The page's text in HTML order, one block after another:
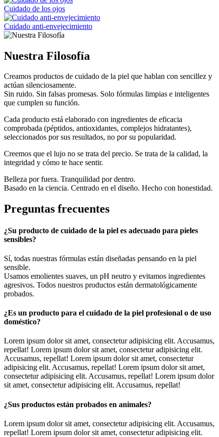
Cuidado de los ojos
Cuidado anti-envejecimiento
Nuestra Filosofía
Creamos productos de cuidado de la piel que hablan con sencillez y
actúan silenciosamente.
Sin ruido. Sin falsas promesas. Solo fórmulas limpias e inteligentes
que cumplen su función.
Cada producto está elaborado con ingredientes de eficacia
comprobada (péptidos, antioxidantes, complejos hidratantes),
seleccionados por sus resultados, no por su popularidad.
Creemos que el lujo no se trata del precio. Se trata de la calidad, la
integridad y cómo te hace sentir.
Belleza por fuera. Tranquilidad por dentro.
Basado en la ciencia. Centrado en el diseño. Hecho con honestidad.
Preguntas frecuentes
¿Su producto de cuidado de la piel es adecuado para pieles
sensibles?
Sí, todas nuestras fórmulas están diseñadas pensando en la piel
sensible.
Usamos emolientes suaves, un pH neutro y evitamos ingredientes
agresivos. Todos nuestros productos están dermatológicamente
probados.
¿Es un producto para el cuidado de la piel profesional o de uso
doméstico?
Lorem ipsum dolor sit amet, consectetur adipisicing elit. Accusamus,
repellat! Lorem ipsum dolor sit amet, consectetur adipisicing elit.
Accusamus, repellat! Lorem ipsum dolor sit amet, consectetur
adipisicing elit. Accusamus, repellat! Lorem ipsum dolor sit amet,
consectetur adipisicing elit. Accusamus, repellat! Lorem ipsum dolor
sit amet, consectetur adipisicing elit. Accusamus, repellat!
¿Sus productos están probados en animales?
Lorem ipsum dolor sit amet, consectetur adipisicing elit. Accusamus,
repellat! Lorem ipsum dolor sit amet, consectetur adipisicing elit.